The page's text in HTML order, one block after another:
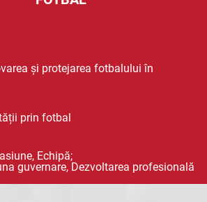
și protejarea fotbalului în
prin fotbal
Echipă;
guvernare, Dezvoltarea profesională